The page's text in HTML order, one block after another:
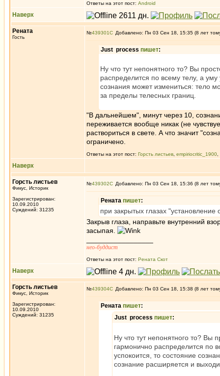
Ответы на этот пост: Android
Наверх
Рената
Гость
№439301 Добавлено: Пн 03 Сен 18, 15:35 (8 лет
Just process пишет:
Ну что тут непонятного то? Вы
распределится по всему телу, а
сознания может измениться: тело
за пределы телесных границ.
"В дальнейшем", минут через 10,
переживается вообще никак (не
раствориться в свете. А что значит
ограничено.
Ответы на этот пост: Горсть листьев empiriocritic_1900
Наверх
Горсть листьев
Фикус, Историк
Зарегистрирован:
10.09.2010
Суждений: 31235
№439302 Добавлено: Пн 03 Сен 18, 15:36 (8 лет
Рената пишет:
при закрытых глазах
Закрыв глаза, направьте внутренний
засыпая.
нео-буддист
Ответы на этот пост: Рената Скот
Наверх
Горсть листьев
Фикус, Историк
Зарегистрирован:
10.09.2010
Суждений: 31235
№439304 Добавлено: Пн 03 Сен 18, 15:38 (8 лет
Рената пишет:
Just process пишет:
Ну что тут непонятного то? Вы
гармонично распределится по
успокоится, то состояние
сознание расширяется и